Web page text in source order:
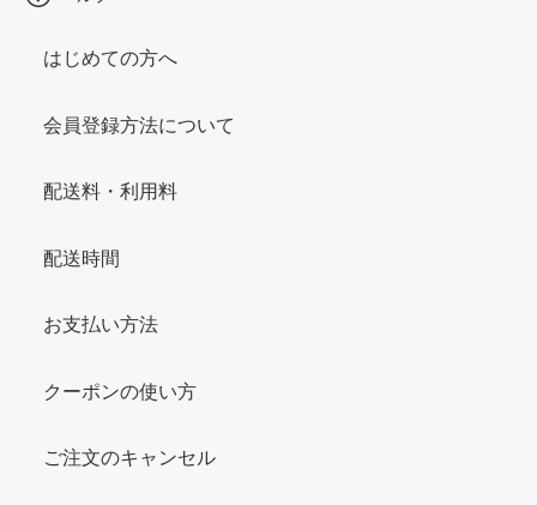
はじめての方へ
会員登録方法について
配送料・利用料
配送時間
お支払い方法
クーポンの使い方
ご注文のキャンセル